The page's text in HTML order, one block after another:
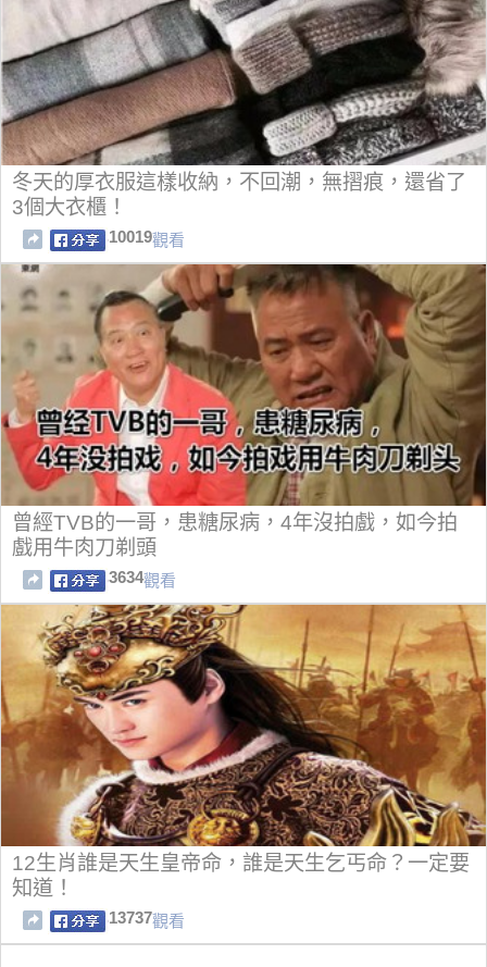
冬天的厚衣服這樣收納，不回潮，無摺痕，還省了
3個大衣櫃！
10019觀看
曾經TVB的一哥，患糖尿病，4年沒拍戲，如今拍
戲用牛肉刀剃頭
3634觀看
12生肖誰是天生皇帝命，誰是天生乞丐命？一定要
知道！
13737觀看